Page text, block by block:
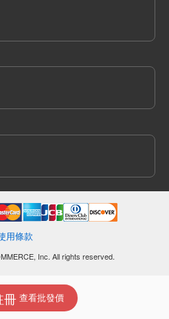
冊查看批發價
用條款
Inc. All rights reserved.